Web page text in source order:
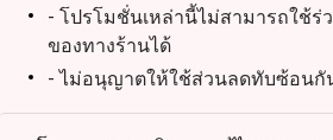
- โปรโมชั่นเหล่านี้ไม่สามารถใช้
ของทางร้านได้
- ไม่อนุญาตให้ใช้ส่วนลดทับซ้อนกั
- โปรดมาถึงตรงเวลาเพื่อรับส่วน